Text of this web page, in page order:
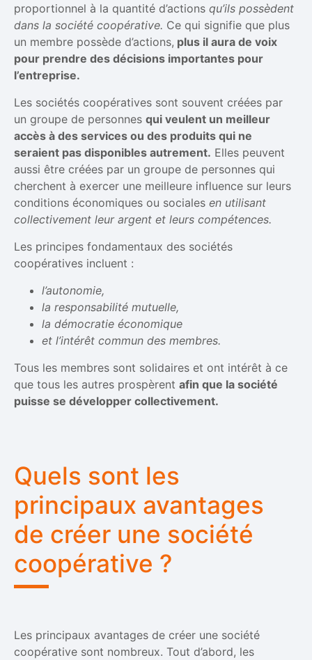
proportionnel à la quantité d’actions qu’ils possèdent
dans la société coopérative. Ce qui signifie que plus
un membre possède d’actions, plus il aura de voix
pour prendre des décisions importantes pour
l’entreprise.
Les sociétés coopératives sont souvent créées par
un groupe de personnes qui veulent un meilleur
accès à des services ou des produits qui ne
seraient pas disponibles autrement. Elles peuvent
aussi être créées par un groupe de personnes qui
cherchent à exercer une meilleure influence sur leurs
conditions économiques ou sociales en utilisant
collectivement leur argent et leurs compétences.
Les principes fondamentaux des sociétés
coopératives incluent :
l’autonomie,
la responsabilité mutuelle,
la démocratie économique
et l’intérêt commun des membres.
Tous les membres sont solidaires et ont intérêt à ce
que tous les autres prospèrent afin que la société
puisse se développer collectivement.
Quels sont les
principaux avantages
de créer une société
coopérative ?
Les principaux avantages de créer une société
coopérative sont nombreux. Tout d’abord, les